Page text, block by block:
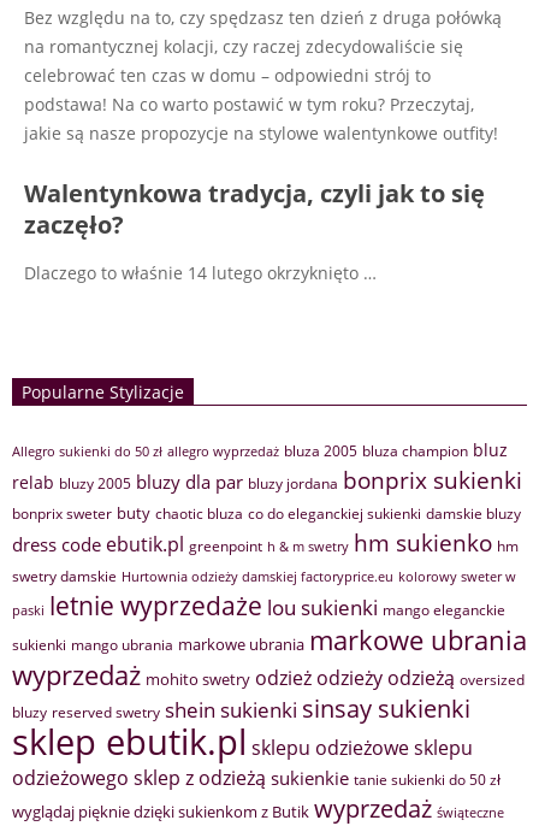
Bez względu na to, czy spędzasz ten dzień z druga połówką
na romantycznej kolacji, czy raczej zdecydowaliście się
celebrować ten czas w domu – odpowiedni strój to
podstawa! Na co warto postawić w tym roku? Przeczytaj,
jakie są nasze propozycje na stylowe walentynkowe outfity!
Walentynkowa tradycja, czyli jak to się
zaczęło?
Dlaczego to właśnie 14 lutego okrzyknięto …
Popularne Stylizacje
Allegro sukienki do 50 zł allegro wyprzedaż bluza 2005 bluza champion bluz
relab bluzy 2005 bluzy dla par bluzy jordana bonprix sukienki
bonprix sweter buty chaotic bluza co do eleganckiej sukienki damskie bluzy
dress code ebutik.pl greenpoint h & m swetry hm sukienko hm
swetry damskie Hurtownia odzieży damskiej factoryprice.eu kolorowy sweter w
paski letnie wyprzedaże lou sukienki mango eleganckie
sukienki mango ubrania markowe ubrania markowe ubrania
wyprzedaż mohito swetry odzież odzieży odzieżą oversized
bluzy reserved swetry shein sukienki sinsay sukienki
sklep ebutik.pl sklepu odzieżowesklepu
odzieżowego sklep z odzieżą sukienkie tanie sukienki do 50 zł
wyglądaj pięknie dzięki sukienkom z Butik wyprzedaż świąteczne